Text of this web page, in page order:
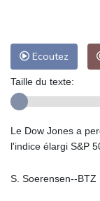
Ecoutez
Taille du texte:
Le Dow Jones a
l'indice élargi S&P
S. Soerensen--BTZ